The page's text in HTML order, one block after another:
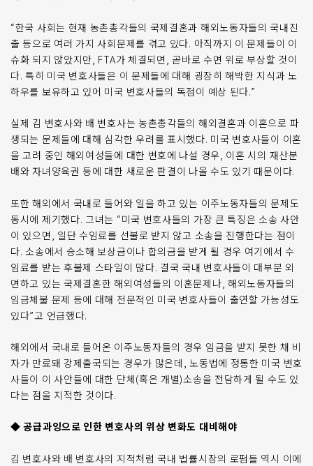
“한국 사회는 현재 농촌총각들의 국제결혼과 해외노동자들의 국내진
출 등으로 여러 가지 사회문제를 겪고 있다. 아직까지 이 문제들이 이
슈화 되지 않았지만, FTA가 체결되면, 곧바로 수면 위로 부상할 것이
다. 특히 미국 변호사들은 이 문제들에 대해 굉장히 해박한 지식과 노
하우를 보유하고 있어 미국 변호사들의 독점이 예상 된다.”
실제 김 변호사와 배 변호사는 농촌총각들의 해외결혼과 이혼으로 파
생되는 문제들에 대해 심각한 우려를 표시했다. 미국 변호사들이 이혼
을 고려 중인 해외여성들에 대한 변호에 나설 경우, 이혼 시의 재산분
배와 자녀양육권 등에 대한 새로운 판결이 나올 수도 있기 때문이다.
또한 해외에서 국내로 들어와 일을 하고 있는 이주노동자들의 문제도
동시에 제기했다. 그녀는 “미국 변호사들의 가장 큰 특징은 소송 사안
이 있으면, 일단 수임료를 선불로 받지 않고 소송을 진행한다는 점이
다. 소송에서 승소해 보상금이나 합의금을 받게 될 경우 여기에서 수
임료를 받는 후불제 스타일이 많다. 결국 국내 변호사들이 대부분 외
면하고 있는 국제결혼한 해외여성들의 이혼문제나, 해외노동자들의
임금체불 문제 등에 대해 전문적인 미국 변호사들이 출연할 가능성도
있다”고 언급했다.
해외에서 국내로 들어온 이주노동자들의 경우 임금을 받지 못한 채 비
자가 만료돼 강제출국되는 경우가 많은데, 노동법에 정통한 미국 변호
사들이 이 사안들에 대한 단체(혹은 개별)소송을 전담하게 될 수도 있
다는 점을 지적한 것이다.
◆ 공급과잉으로 인한 변호사의 위상 변화도 대비해야
김 변호사와 배 변호사의 지적처럼 국내 법률시장의 로펌들 역시 이에